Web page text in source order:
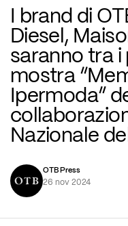
I brand di
Diesel,
saranno tra
mostra
Ipermoda”
Nazionale
OTB Press
26 nov 2024